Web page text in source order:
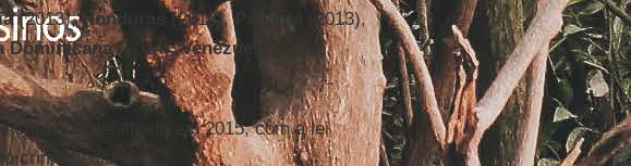
(2013),Honduras (2013),Panamá
(2013),
Dominicana(2014),Venezuela
(2014),
crime foi detalhada em 2015, com a lei
crime hediondo.